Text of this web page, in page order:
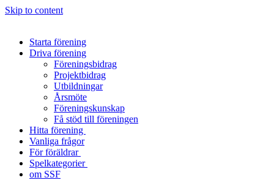
Skip to content
Starta förening
Driva förening
Föreningsbidrag
Projektbidrag
Utbildningar
Årsmöte
Föreningskunskap
Få stöd till föreningen
Hitta förening
Vanliga frågor
För föräldrar
Spelkategorier
om SSF